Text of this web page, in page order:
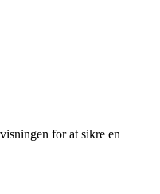
for at sikre en